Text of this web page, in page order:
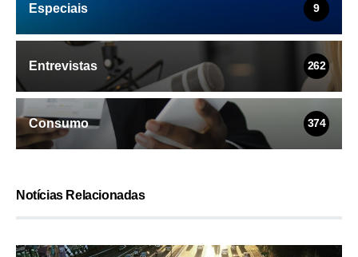
Especiais 9
Entrevistas 262
Consumo 374
Notícias Relacionadas